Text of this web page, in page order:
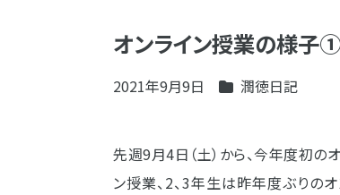
オンライン授業の様子➀
2021年9月9日 潤徳日記
先週9月4日（土）から、今年度初
ン授業、2、3年生は昨年度ぶりの